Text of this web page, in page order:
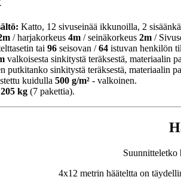
Katto, 12 sivuseinää ikkunoilla, 2
/ harjakorkeus 4m / seinäkorkeus 2m /
tai 96 seisovan /64 istuvan henkilön
valkoisesta sinkitystä teräksestä, materiaalin
putkitanko sinkitystä teräksestä, materiaalin
kuidulla 500 g/m² - valkoinen.
205 kg (7 pakettia).
Suunnitteletko
4x12 metrin hääteltta on